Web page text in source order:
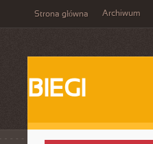
Strona główna Archiwum
BIEGI